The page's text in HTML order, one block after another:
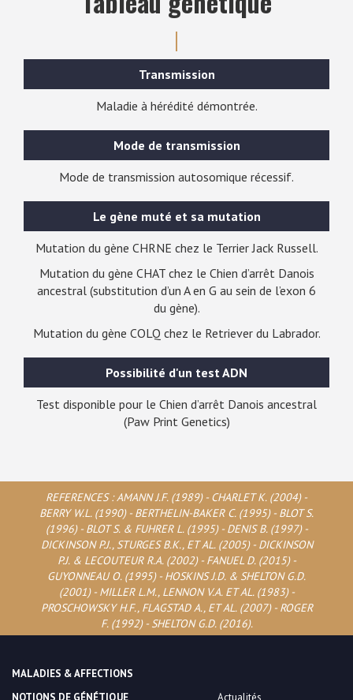
Transmission
Maladie à hérédité démontrée.
Mode de transmission
Mode de transmission autosomique récessif.
Le gène muté et sa mutation
Mutation du gène CHRNE chez le Terrier Jack Russell.
Mutation du gène CHAT chez le Chien d’arrêt Danois
ancestral (substitution d’un A en G au sein de l’exon 6
du gène).
Mutation du gène COLQ chez le Retriever du Labrador.
Possibilité d'un test ADN
Test disponible pour le Chien d’arrêt Danois ancestral
(Paw Print Genetics)
REFERENCES : AMANN J.F. (1989) - CHARLET K. (2004) -
BERRY W.L. (1990) - BERTHELIN-BAKER C. (1995) - BLOT S.
(1996) - BLOT S. & FUHRER L. (1995) - DENIS B. (1997) -
DICKINSON P.J., STURGES B.K., ET AL. (2005) - DICKINSON
P.J. & LECOUTEUR R.A. (2002) - FANUEL D. (2015) -
GUYONNEAU O. (1995) - HOSKINS J.D. & SHELTON G.D.
(2001) - MILLER L.M., LENNON V.A. ET AL. (1983) -
PROSCHOWSKY H.F., FLAGSTAD A., ET AL. (2007) - ROGER
F. (1992) - SHELTON G.D. (2016).
MALADIES & AFFECTIONS